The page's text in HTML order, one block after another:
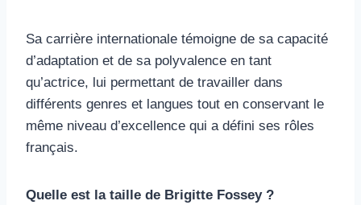
Sa carrière internationale témoigne de sa capacité
d’adaptation et de sa polyvalence en tant
qu’actrice, lui permettant de travailler dans
différents genres et langues tout en conservant le
même niveau d’excellence qui a défini ses rôles
français.
Quelle est la taille de Brigitte Fossey ?